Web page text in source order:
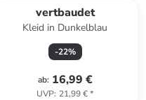
vertbaudet
Kleid in Dunkelblau
-22%
ab: 16,99 €
UVP: 21,99 €*